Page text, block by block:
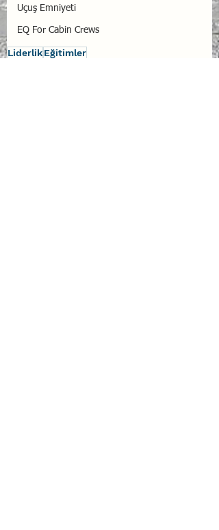
Uçuş Emniyeti
EQ For Cabin Crews
LiderlikEğitimler